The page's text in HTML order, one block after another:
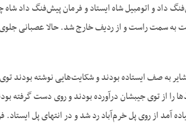
داد و اتومبیل شاه ایستاد و فرمان پیش‌فنگ داد
به سمت راست و از ردیف خارج شد. حالا عصبانی
به صف ایستاده بودند و شکایت‌هایی نوشته بودند
را از توی جیبشان درآورده بودند و روی دست گرفته
از روی پل خرم‌آباد رد شد و در انتهای پل ایستاد.